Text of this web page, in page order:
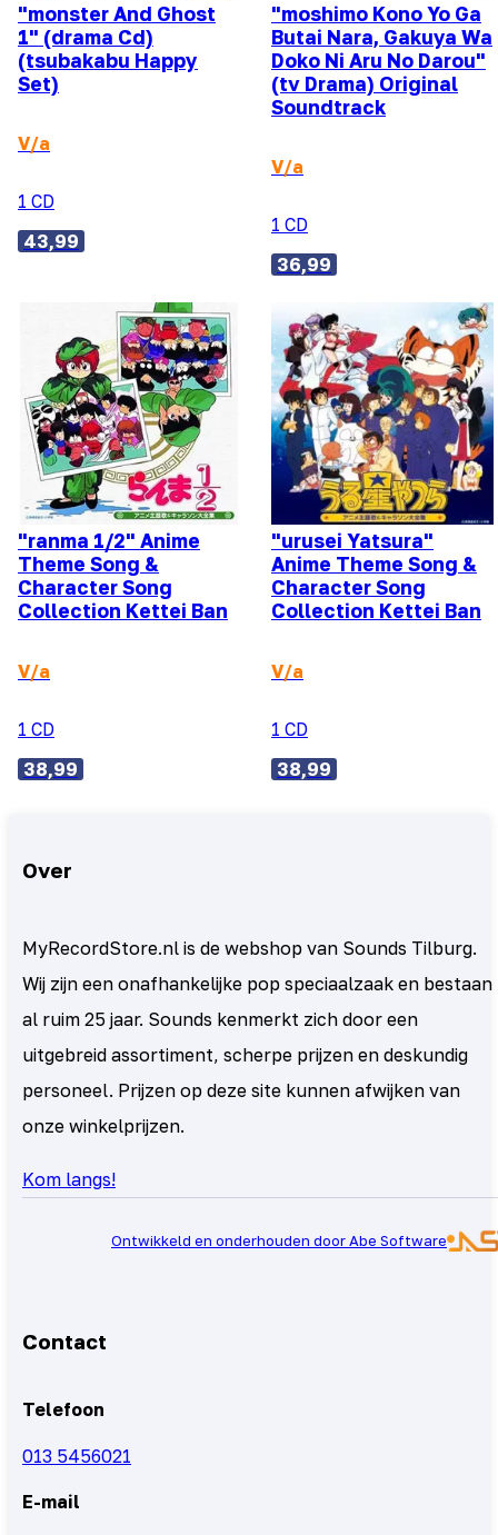
"monster And Ghost
1" (drama Cd)
(tsubakabu Happy
Set)
V/a
1 CD
43,99
"moshimo Kono Yo Ga
Butai Nara, Gakuya Wa
Doko Ni Aru No Darou"
(tv Drama) Original
Soundtrack
V/a
1 CD
36,99
"ranma 1/2" Anime
Theme Song &
Character Song
Collection Kettei Ban
V/a
1 CD
38,99
"urusei Yatsura"
Anime Theme Song &
Character Song
Collection Kettei Ban
V/a
1 CD
38,99
Over
MyRecordStore.nl is de webshop van Sounds Tilburg.
Wij zijn een onafhankelijke pop speciaalzaak en bestaan
al ruim 25 jaar. Sounds kenmerkt zich door een
uitgebreid assortiment, scherpe prijzen en deskundig
personeel. Prijzen op deze site kunnen afwijken van
onze winkelprijzen.
Kom langs!
Ontwikkeld en onderhouden door Abe Software
Contact
Telefoon
013 5456021
E-mail